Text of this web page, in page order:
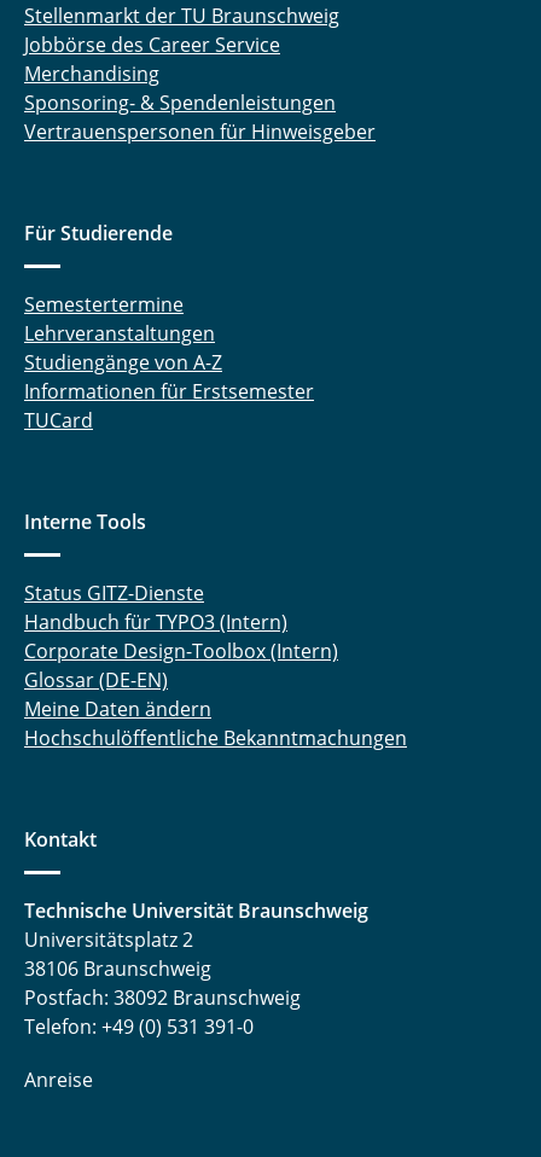
Stellenmarkt der TU Braunschweig
Jobbörse des Career Service
Merchandising
Sponsoring- & Spendenleistungen
Vertrauenspersonen für Hinweisgeber
Für Studierende
Semestertermine
Lehrveranstaltungen
Studiengänge von A-Z
Informationen für Erstsemester
TUCard
Interne Tools
Status GITZ-Dienste
Handbuch für TYPO3 (Intern)
Corporate Design-Toolbox (Intern)
Glossar (DE-EN)
Meine Daten ändern
Hochschulöffentliche Bekanntmachungen
Kontakt
Technische Universität Braunschweig
Universitätsplatz 2
38106 Braunschweig
Postfach: 38092 Braunschweig
Telefon: +49 (0) 531 391-0
Anreise